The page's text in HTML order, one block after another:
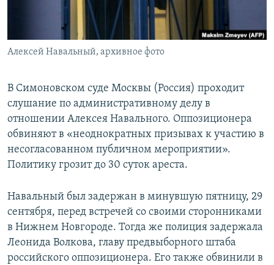
ПОБЕДИТЕЛЕЙ НЕ СУДЯТ?
КРЫМ.НЕПОКОРЕННЫЙ
ELIFBE
ПРИСОЕДИНЯЙТЕСЬ!
Все сайты RFE/RL
Алексей Навальный, архивное фото
В Симоновском суде Москвы (Россия) проходит
слушание по административному делу в
отношении Алексея Навального. Оппозиционера
обвиняют в «неоднократных призывах к участию в
несогласованном публичном мероприятии».
Политику грозит до 30 суток ареста.
Навальный был задержан в минувшую пятницу, 29
сентября, перед встречей со своими сторонниками
в Нижнем Новгороде. Тогда же полиция задержала
Леонида Волкова, главу предвыборного штаба
российского оппозиционера. Его также обвинили в